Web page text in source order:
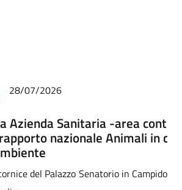
Sanitaria -area controlli-.
Animali in città di
Senatorio in Campidoglio a Roma,